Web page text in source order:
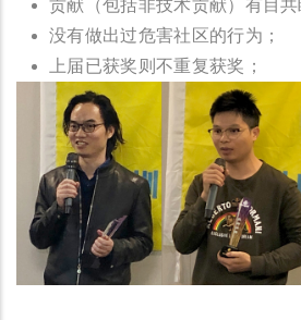
贡献（包括非技术贡献）有目共
没有做出过危害社区的行为；
上届已获奖则不重复获奖；